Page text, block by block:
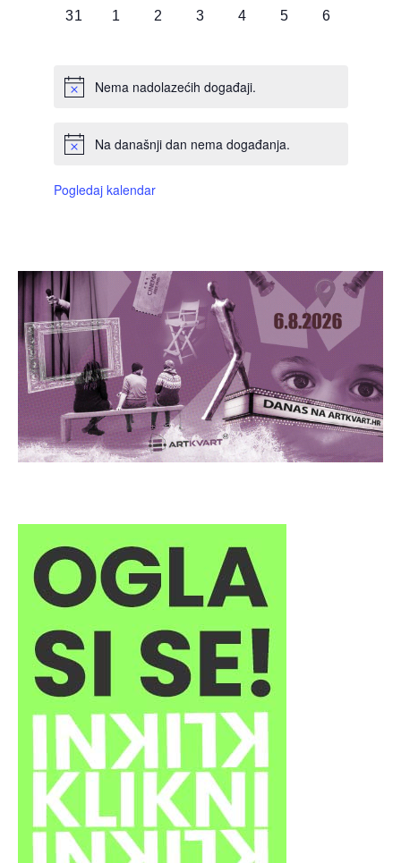
0
31
0
1
0
2
0
3
0
4
0
5
0
6
Nema nadolazećih događaji.
Na današnji dan nema događanja.
Pogledaj kalendar